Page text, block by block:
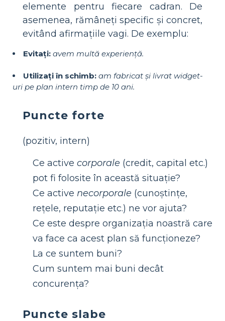
elemente pentru fiecare cadran. De
asemenea, rămâneți specific și concret,
evitând afirmațiile vagi. De exemplu:
Evitați: avem multă experiență.
Utilizați în schimb: am fabricat și livrat widget-
uri pe plan intern timp de 10 ani.
Puncte forte
(pozitiv, intern)
Ce active corporale (credit, capital etc.)
pot fi folosite în această situație?
Ce active necorporale (cunoștințe,
rețele, reputație etc.) ne vor ajuta?
Ce este despre organizația noastră care
va face ca acest plan să funcționeze?
La ce suntem buni?
Cum suntem mai buni decât
concurența?
Puncte slabe